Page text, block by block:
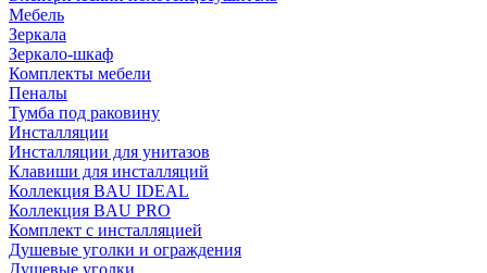
Мебель
Зеркала
Зеркало-шкаф
Комплекты мебели
Пеналы
Тумба под раковину
Инсталляции
Инсталляции для унитазов
Клавиши для инсталляций
Коллекция BAU IDEAL
Коллекция BAU PRO
Комплект с инсталляцией
Душевые уголки и ограждения
Душевые уголки